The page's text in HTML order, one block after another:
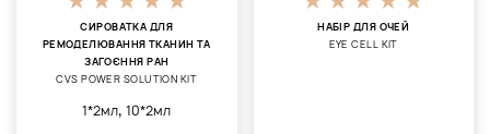
СИРОВАТКА ДЛЯ
РЕМОДЕЛЮВАННЯ ТКАНИН ТА
ЗАГОЄННЯ РАН
CVS POWER SOLUTION KIT
1*2мл,10*2мл
НАБІР ДЛЯ ОЧЕЙ
EYE CELL KIT